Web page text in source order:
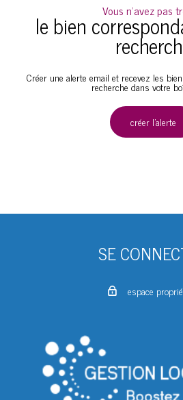
Vous n'avez pas
le bien
Créer une alerte email et recevez les
recherche dans votre
créer l'alerte
SE
espace